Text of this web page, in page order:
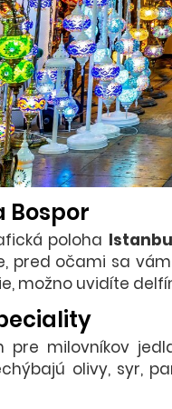
Bospor
poloha
pred očami sa
možno uvidíte
pre milovníkov
olivy, syr,